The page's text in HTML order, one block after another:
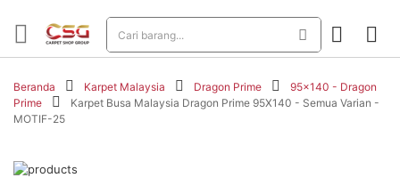
Beranda Karpet Malaysia Dragon Prime
95x140 - Dragon
Prime
Karpet Busa Malaysia Dragon Prime 95X140 - Semua Varian -
MOTIF-25